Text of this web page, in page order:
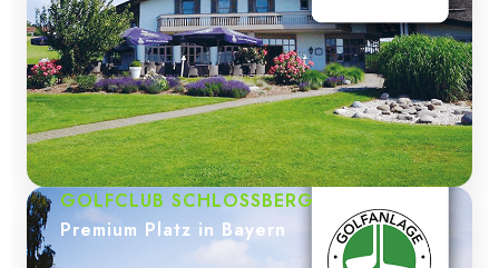
GOLFCLUB SCHLOSSBERG
Premium Platz in Bayern